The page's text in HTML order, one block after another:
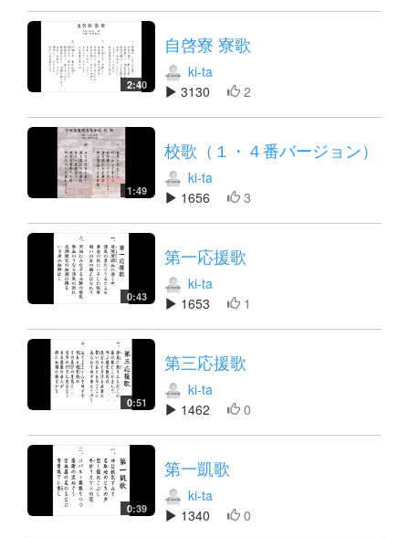
2:40
自啓寮 寮歌
ki-ta
3130
2
1:49
校歌（１・４番バージョン）
ki-ta
1656
3
0:43
第一応援歌
ki-ta
1653
1
0:51
第三応援歌
ki-ta
1462
0
0:39
第一凱歌
ki-ta
1340
0